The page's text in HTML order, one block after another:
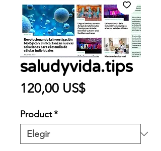
saludyvida.tips
120,00 US$Precio
Product*